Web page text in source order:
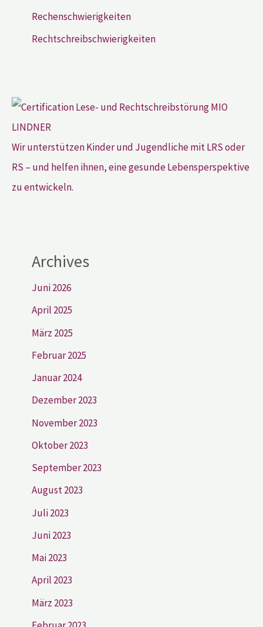
Rechenschwierigkeiten
Rechtschreibschwierigkeiten
Wir unterstützen Kinder und Jugendliche mit LRS oder
RS – und helfen ihnen, eine gesunde Lebensperspektive
zu entwickeln.
Archives
Juni 2026
April 2025
März 2025
Februar 2025
Januar 2024
Dezember 2023
November 2023
Oktober 2023
September 2023
August 2023
Juli 2023
Juni 2023
Mai 2023
April 2023
März 2023